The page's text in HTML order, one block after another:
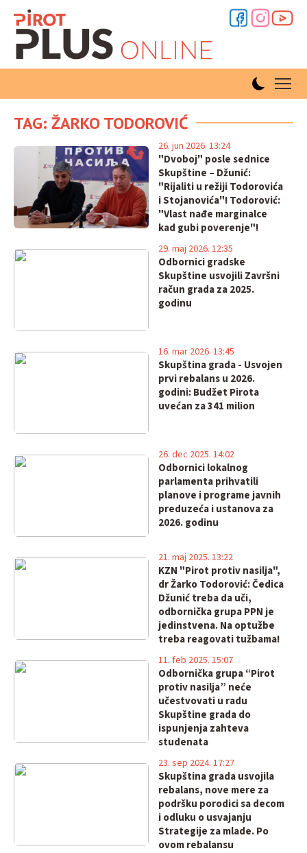
TAG: ŽARKO TODOROVIĆ
"Dvoboj" posle sednice
Skupštine – Džunić:
"Rijaliti u režiji Todorovića
i Stojanovića"! Todorović:
"Vlast nađe marginalce
kad gubi poverenje"!
26. jun 2026. 13:24
Odbornici gradske
Skupštine usvojili Završni
račun grada za 2025.
godinu
29. maj 2026. 12:35
Skupština grada - Usvojen
prvi rebalans u 2026.
godini: Budžet Pirota
uvećan za 341 milion
16. mar 2026. 13:45
Odbornici lokalnog
parlamenta prihvatili
planove i programe javnih
preduzeća i ustanova za
2026. godinu
26. dec 2025. 14:02
KZN "Pirot protiv nasilja",
dr Žarko Todorović: Čedica
Džunić treba da uči,
odbornička grupa PPN je
jedinstvena. Na optužbe
treba reagovati tužbama!
21. maj 2025. 13:22
Odbornička grupa “Pirot
protiv nasilja” neće
učestvovati u radu
Skupštine grada do
ispunjenja zahteva
studenata
11. feb 2025. 15:07
Skupština grada usvojila
rebalans, nove mere za
podršku porodici sa decom
i odluku o usvajanju
Strategije za mlade. Po
ovom rebalansu
23. sep 2024. 17:27